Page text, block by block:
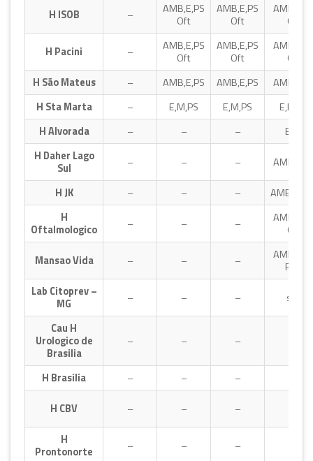
H ISOB –
AMB,E,PS
Oft
AMB,E,PS
Oft
Oft
H Pacini
–
AMB,E,PS
Oft
AMB,E,PS
Oft
Oft
H São Mateus
– AMB,E,PS AMB,E,PS
H Sta Marta
– E,M,PS E,M,PS
E,M,PS
H Alvorada
– – –
E,PS
H Daher Lago
Sul
– – –
H JK
– – –
H
Oftalmologico
– – –
Oft
Mansao Vida
– – –
Psiq
Lab Citoprev –
MG
– – –
sim
Cau H
Urologico de
Brasilia
– – –
H Brasilia – – –
H CBV
– – –
H
Prontonorte
– – –